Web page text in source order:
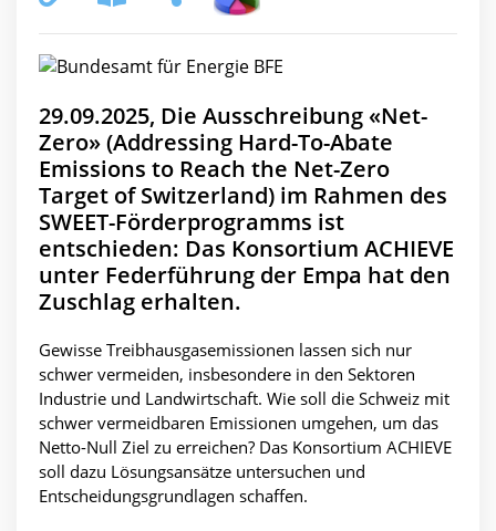
29.09.2025, Die Ausschreibung «Net-
Zero» (Addressing Hard-To-Abate
Emissions to Reach the Net-Zero
Target of Switzerland) im Rahmen des
SWEET-Förderprogramms ist
entschieden: Das Konsortium ACHIEVE
unter Federführung der Empa hat den
Zuschlag erhalten.
Gewisse Treibhausgasemissionen lassen sich nur
schwer vermeiden, insbesondere in den Sektoren
Industrie und Landwirtschaft. Wie soll die Schweiz mit
schwer vermeidbaren Emissionen umgehen, um das
Netto-Null Ziel zu erreichen? Das Konsortium ACHIEVE
soll dazu Lösungsansätze untersuchen und
Entscheidungsgrundlagen schaffen.